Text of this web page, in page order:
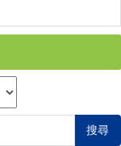
搜尋